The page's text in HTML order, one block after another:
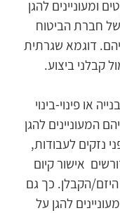
ומעוניינים להגן
חברת הביטוח
דוגמא שגרתית
קבלני ביצוע.
או פינוי-בינוי
המעוניינים להגן
נזקים לעבודות,
אישור קיום
הקבלן. כך גם
להגן על